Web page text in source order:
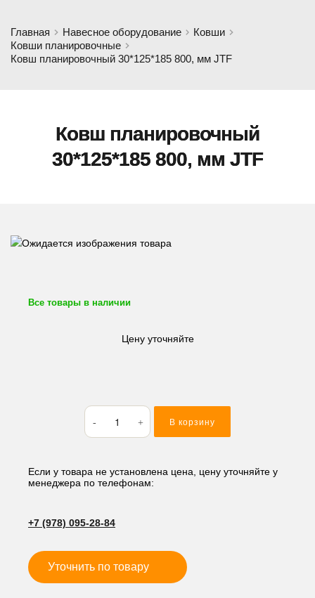
Главная Навесное оборудование
Ковши
Ковши планировочные
Ковш планировочный 30*125*185 800, мм JTF
Ковш планировочный
30*125*185 800, мм JTF
Все товары в наличии
Цену уточняйте
Количество
товара
Ковш
30*125*185
800,
В корзину
Если у товара не установлена цена, цену уточняйте у
менеджера по телефонам:
+7 (978) 095-28-84
Уточнить по товару